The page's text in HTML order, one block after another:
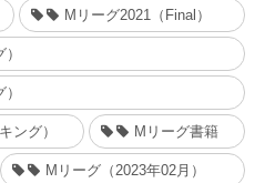
Mリーグ2021（Final）
ング） Mリーグ書籍
Mリーグ（2023年02月）